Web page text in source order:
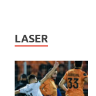
LASER